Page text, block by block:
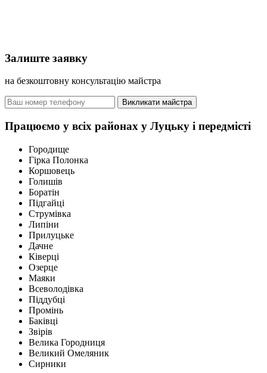
Залиште заявку
на безкоштовну консультацію майстра
Викликати майстра
Працюємо у всіх районах у Луцьку і передмісті
Городище
Гірка Полонка
Коршовець
Голишів
Боратін
Підгайці
Струмівка
Липіни
Прилуцьке
Дачне
Ківерці
Озерце
Маяки
Всеволодівка
Піддубці
Промінь
Баківці
Звірів
Велика Городниця
Великий Омеляник
Сирники